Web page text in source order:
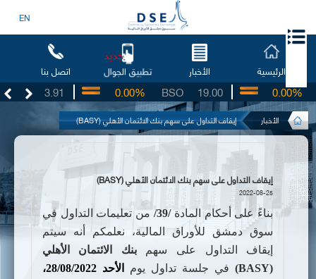
EN
الرئيسية الأخبار تطبيق الجوال
جديد
اتصل بنا
3.91
UG 19.00
BSO
0.00% 0.00%
الأخبار إيقاف التداول على سهم بنك الائتمان الأهلي (BASY)
إيقاف التداول على سهم بنك الائتمان الأهلي (BASY)
2022-08-25
بناءً على أحكام المادة/39/
من تعليمات التداول في
سوق دمشق للأوراق المالية، نعلمكم أنه سيتم
إيقاف التداول على سهمبنك الائتمان الأهلي
(
BASY
) في جلسة تداول يوم الأحد 28/08/2022،